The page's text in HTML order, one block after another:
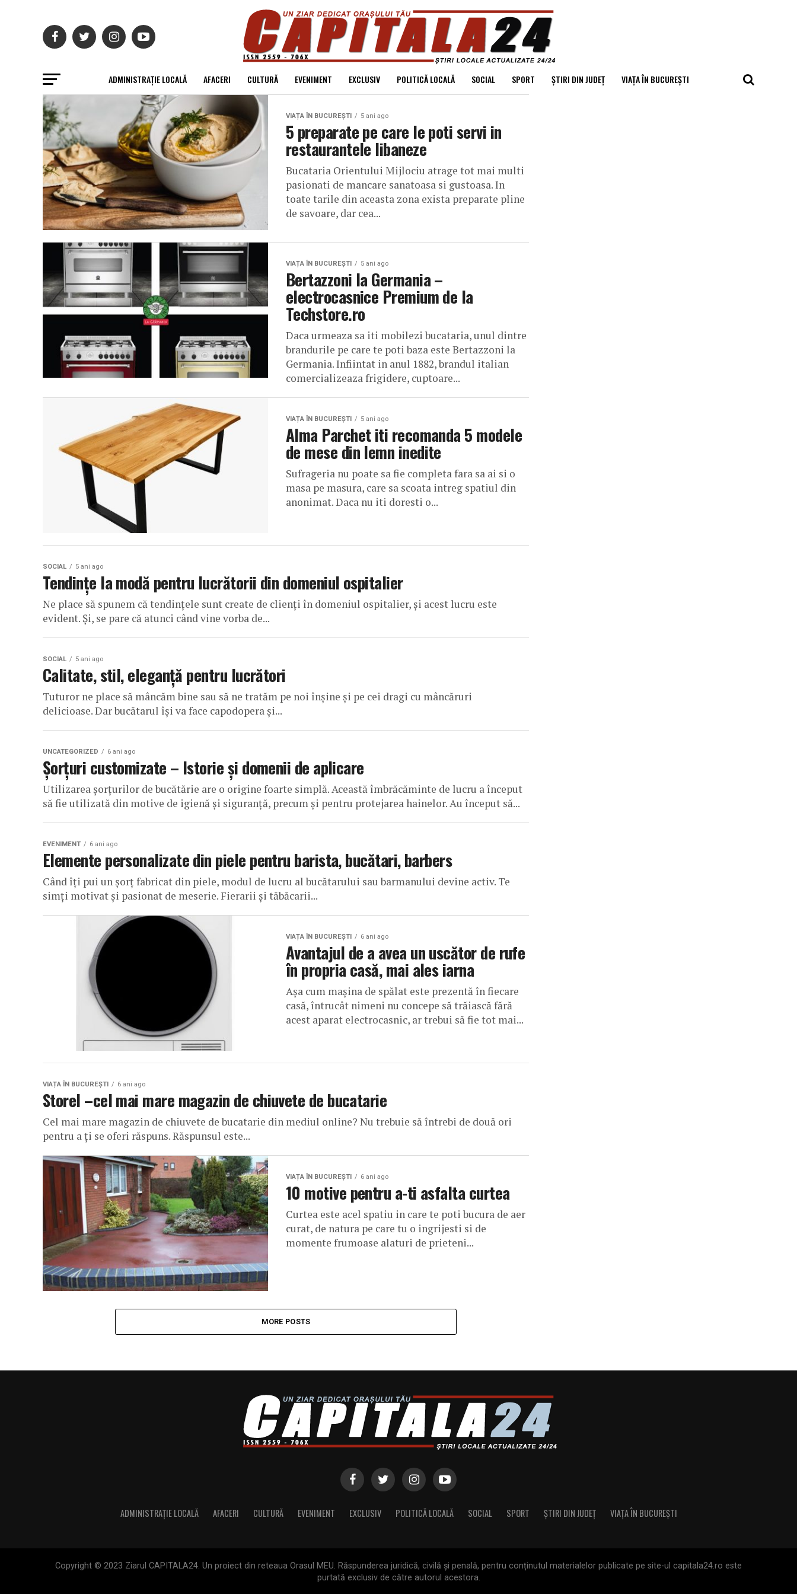
ADMINISTRAȚIE LOCALĂ AFACERI CULTURĂ EVENIMENT EXCLUSIV POLITICĂ LOCALĂ SOCIAL SPORT ȘTIRI DIN JUDEȚ VIAȚA ÎN BUCUREȘTI
VIAȚA ÎN BUCUREȘTI 5 ani ago
5 preparate pe care le poti servi in
restaurantele libaneze
Bucataria Orientului Mijlociu atrage tot mai multi
pasionati de mancare sanatoasa si gustoasa. In
toate tarile din aceasta zona exista preparate pline
de savoare, dar cea...
VIAȚA ÎN BUCUREȘTI 5 ani ago
Bertazzoni la Germania –
electrocasnice Premium de la
Techstore.ro
Daca urmeaza sa iti mobilezi bucataria, unul dintre
brandurile pe care te poti baza este Bertazzoni la
Germania. Infiintat in anul 1882, brandul italian
comercializeaza frigidere, cuptoare...
VIAȚA ÎN BUCUREȘTI 5 ani ago
Alma Parchet iti recomanda 5 modele
de mese din lemn inedite
Sufrageria nu poate sa fie completa fara sa ai si o
masa pe masura, care sa scoata intreg spatiul din
anonimat. Daca nu iti doresti o...
SOCIAL 5 ani ago
Tendințe la modă pentru lucrătorii din domeniul ospitalier
Ne place să spunem că tendințele sunt create de clienți în domeniul ospitalier, și acest lucru este
evident. Și, se pare că atunci când vine vorba de...
SOCIAL 5 ani ago
Calitate, stil, eleganță pentru lucrători
Tuturor ne place să mâncăm bine sau să ne tratăm pe noi înșine și pe cei dragi cu mâncăruri
delicioase. Dar bucătarul își va face capodopera și...
UNCATEGORIZED 6 ani ago
Șorțuri customizate – Istorie și domenii de aplicare
Utilizarea șorțurilor de bucătărie are o origine foarte simplă. Această îmbrăcăminte de lucru a început
să fie utilizată din motive de igienă și siguranță, precum și pentru protejarea hainelor. Au început să...
EVENIMENT 6 ani ago
Elemente personalizate din piele pentru barista, bucătari, barbers
Când îți pui un șorț fabricat din piele, modul de lucru al bucătarului sau barmanului devine activ. Te
simți motivat și pasionat de meserie. Fierarii și tăbăcarii...
VIAȚA ÎN BUCUREȘTI 6 ani ago
Avantajul de a avea un uscător de rufe
în propria casă, mai ales iarna
Așa cum mașina de spălat este prezentă în fiecare
casă, întrucât nimeni nu concepe să trăiască fără
acest aparat electrocasnic, ar trebui să fie tot mai...
VIAȚA ÎN BUCUREȘTI 6 ani ago
Storel –cel mai mare magazin de chiuvete de bucatarie
Cel mai mare magazin de chiuvete de bucatarie din mediul online? Nu trebuie să întrebi de două ori
pentru a ți se oferi răspuns. Răspunsul este...
VIAȚA ÎN BUCUREȘTI 6 ani ago
10 motive pentru a-ti asfalta curtea
Curtea este acel spatiu in care te poti bucura de aer
curat, de natura pe care tu o ingrijesti si de
momente frumoase alaturi de prieteni...
MORE POSTS
ADMINISTRAȚIE LOCALĂ AFACERI CULTURĂ EVENIMENT EXCLUSIV POLITICĂ LOCALĂ SOCIAL SPORT ȘTIRI DIN JUDEȚ VIAȚA ÎN BUCUREȘTI
Copyright © 2023 Ziarul CAPITALA24. Un proiect din reteaua Orasul MEU. Răspunderea juridică, civilă și penală, pentru conținutul materialelor publicate pe site-ul capitala24.ro este
purtată exclusiv de către autorul acestora.